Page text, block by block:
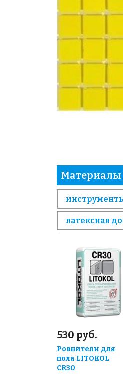
Материалы
латексная
530 руб.
Ровнители для
пола LITOKOL
CR30